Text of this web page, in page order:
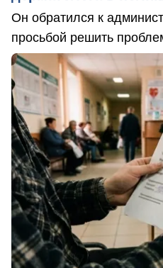
Он обратился к
просьбой решить